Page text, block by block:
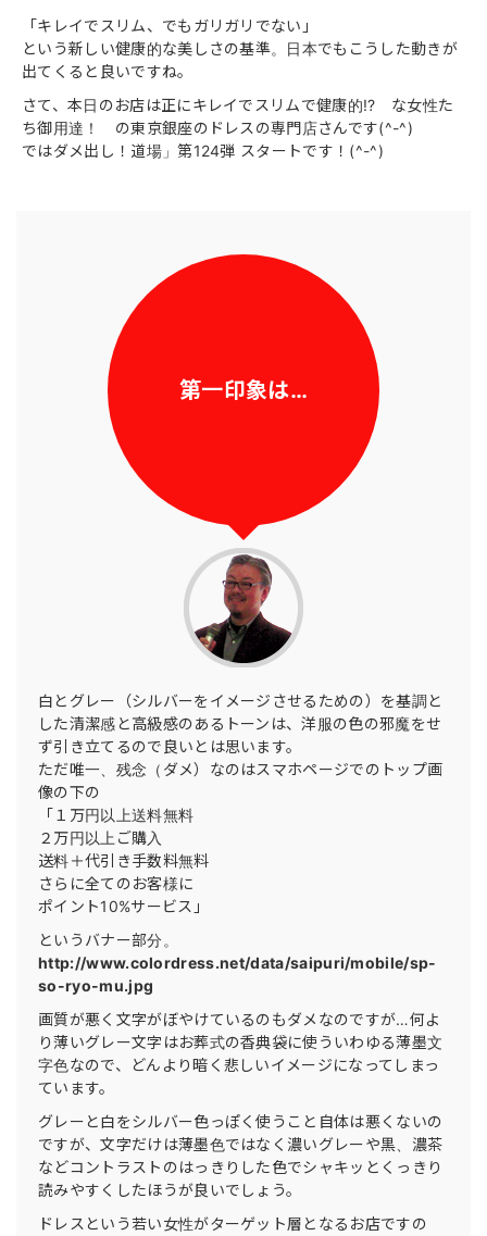
「キレイでスリム、でもガリガリでない」
という新しい健康的な美しさの基準。日本でもこうした動きが
出てくると良いですね。
さて、本日のお店は正にキレイでスリムで健康的!? な女性た
ち御用達！ の東京銀座のドレスの専門店さんです(^-^)
ではダメ出し！道場」第124弾 スタートです！(^-^)
第一印象は…
白とグレー（シルバーをイメージさせるための）を基調と
した清潔感と高級感のあるトーンは、洋服の色の邪魔をせ
ず引き立てるので良いとは思います。
ただ唯一、残念（ダメ）なのはスマホページでのトップ画
像の下の
「１万円以上送料無料
２万円以上ご購入
送料＋代引き手数料無料
さらに全てのお客様に
ポイント10%サービス」
というバナー部分。
http://www.colordress.net/data/saipuri/mobile/sp-
so-ryo-mu.jpg
画質が悪く文字がぼやけているのもダメなのですが…何よ
り薄いグレー文字はお葬式の香典袋に使ういわゆる薄墨文
字色なので、どんより暗く悲しいイメージになってしまっ
ています。
グレーと白をシルバー色っぽく使うこと自体は悪くないの
ですが、文字だけは薄墨色ではなく濃いグレーや黒、濃茶
などコントラストのはっきりした色でシャキッとくっきり
読みやすくしたほうが良いでしょう。
ドレスという若い女性がターゲット層となるお店ですの